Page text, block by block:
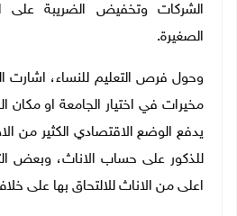
الشركات وتخفيض الضريبة على
الصغيرة.
وحول فرص التعليم للنساء، اشارت
مخيرات في اختيار الجامعة او مكان
يدفع الوضع الاقتصادي الكثير من
للذكور على حساب الاناث، وبعض
اعلى من الاناث للالتحاق بها على